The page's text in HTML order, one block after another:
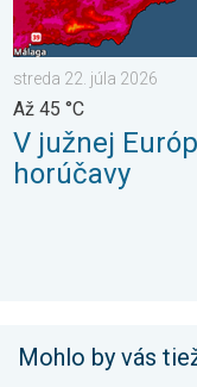
streda 22. júla 2026
Až 45 °C
V južnej
horúčavy
Mohlo by vás